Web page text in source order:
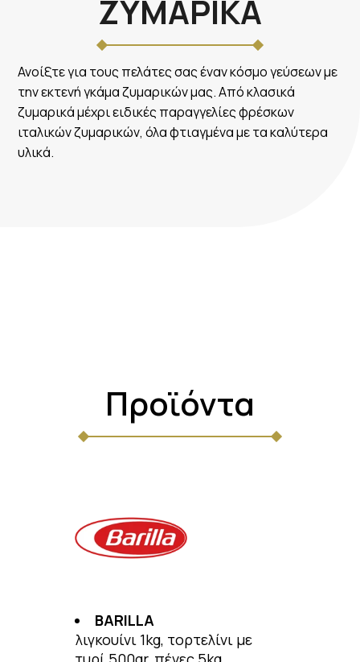
ΖΥΜΑΡΙΚΑ
Ανοίξτε για τους πελάτες σας έναν κόσμο γεύσεων με
την εκτενή γκάμα ζυμαρικών μας. Από κλασικά
ζυμαρικά μέχρι ειδικές παραγγελίες φρέσκων
ιταλικών ζυμαρικών, όλα φτιαγμένα με τα καλύτερα
υλικά.
Προϊόντα
BARILLA
λιγκουίνι 1kg, τορτελίνι με